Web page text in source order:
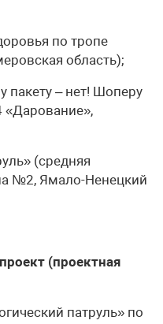
по тропе
область);
пакету – нет! Шоперу
(средняя
№2, Ямало-Ненецкий
(проектная
патруль» по